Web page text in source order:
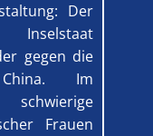
Der
gegen die
Im
Frauen